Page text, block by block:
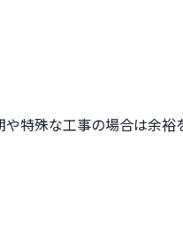
特殊な工事の場合は余